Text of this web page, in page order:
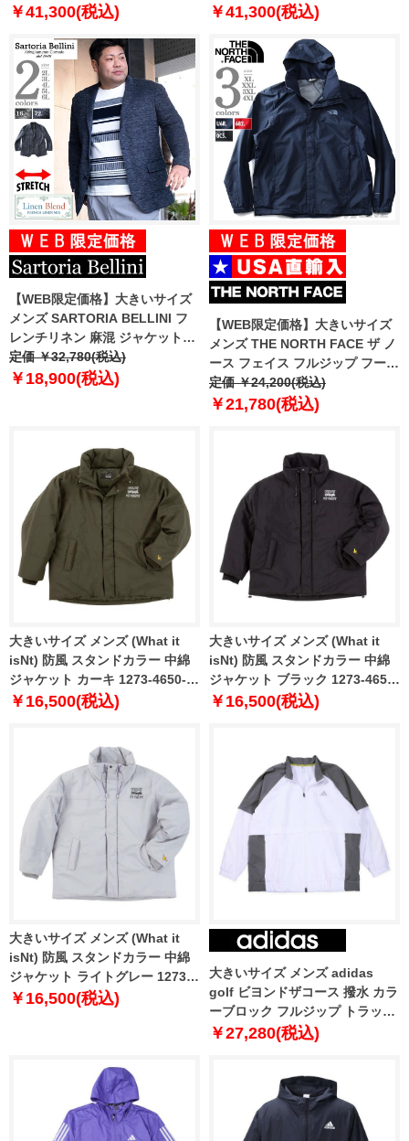
ャケット jbj6w009
￥41,300(税込)
ャケット jbj7s001
￥41,300(税込)
【WEB限定価格】大きいサイズ
メンズ SARTORIA BELLINI フ
レンチリネン 麻混 ジャケット
z1149772
定価 ￥32,780(税込)
￥18,900(税込)
【WEB限定価格】大きいサイズ
メンズ THE NORTH FACE ザ ノ
ース フェイス フルジップ フーデ
ッド ナイロン ジャケット M
RESOLVE 2 JACKET USA直輸
定価 ￥24,200(税込)
￥21,780(税込)
大きいサイズ メンズ (What it
isNt) 防風 スタンドカラー 中綿
ジャケット カーキ 1273-4650-3
3L 4L 5L 6L
￥16,500(税込)
大きいサイズ メンズ (What it
isNt) 防風 スタンドカラー 中綿
ジャケット ブラック 1273-4650-
2 3L 4L 5L 6L
￥16,500(税込)
大きいサイズ メンズ (What it
isNt) 防風 スタンドカラー 中綿
ジャケット ライトグレー 1273-
4650-1 3L 4L 5L 6L
￥16,500(税込)
大きいサイズ メンズ adidas
golf ビヨンドザコース 撥水 カラ
ーブロック フルジップ トラック
ジャケット ホワイト 1273-5310-
￥27,280(税込)